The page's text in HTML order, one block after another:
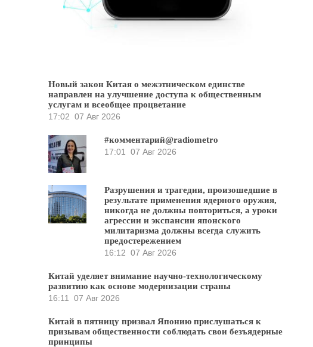
Новый закон Китая о межэтническом единстве
направлен на улучшение доступа к общественным
услугам и всеобщее процветание
17:02 07 Авг 2026
#комментарий@radiometro
17:01
07 Авг 2026
Разрушения и трагедии, произошедшие в
результате применения ядерного оружия,
никогда не должны повториться, а уроки
агрессии и экспансии японского
милитаризма должны всегда служить
предостережением
16:12 07 Авг 2026
Китай уделяет внимание научно-технологическому
развитию как основе модернизации страны
16:11
07 Авг 2026
Китай в пятницу призвал Японию прислушаться к
призывам общественности соблюдать свои безъядерные
принципы